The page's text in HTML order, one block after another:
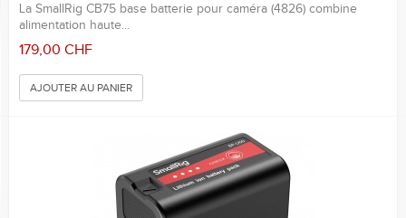
La SmallRig CB75 base batterie pour caméra (4826) combine
alimentation haute...
179,00 CHF
AJOUTER AU PANIER